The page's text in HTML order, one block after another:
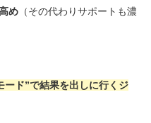
め （その代わりサポートも濃
ード”で結果を出しに行くジ